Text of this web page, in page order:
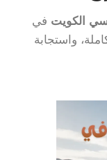
الكويت في
واستجابة